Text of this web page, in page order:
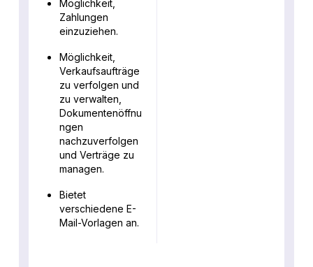
Möglichkeit,
Zahlungen
einzuziehen.
Möglichkeit,
Verkaufsaufträge
zu verfolgen und
zu verwalten,
Dokumentenöffnu
ngen
nachzuverfolgen
und Verträge zu
managen.
Bietet
verschiedene E-
Mail-Vorlagen an.